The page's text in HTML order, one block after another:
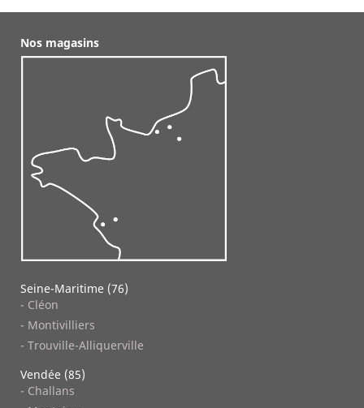
Nos magasins
Seine-Maritime (76)
- Cléon
- Montivilliers
- Trouville-Alliquerville
Vendée (85)
- Challans